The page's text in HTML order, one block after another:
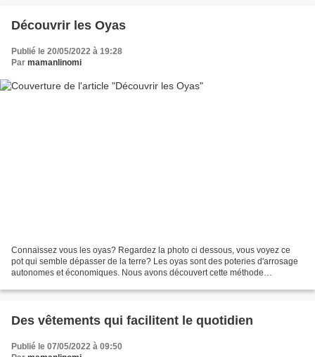
Découvrir les Oyas
Publié le 20/05/2022 à 19:28
Par mamanlinomi
Connaissez vous les oyas? Regardez la photo ci dessous, vous voyez ce
pot qui semble dépasser de la terre? Les oyas sont des poteries d'arrosage
autonomes et économiques. Nous avons découvert cette méthode
Des vêtements qui facilitent le quotidien
Publié le 07/05/2022 à 09:50